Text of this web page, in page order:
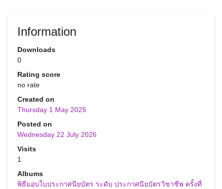
Information
Downloads
0
Rating score
no rate
Created on
Thursday 1 May 2025
Posted on
Wednesday 22 July 2026
Visits
1
Albums
พิธีมอบใบประกาศนียบัตร ระดับ ประกาศนียบัตรวิชาชีพ ครั้งที่